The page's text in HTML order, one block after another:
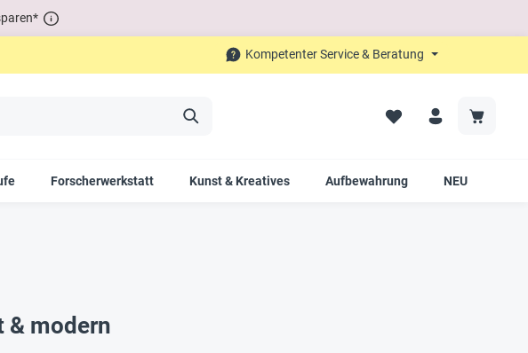
Kompetenter Service & Beratung
Forscherwerkstatt Kunst & Kreatives Aufbewahrung NEU
& modern